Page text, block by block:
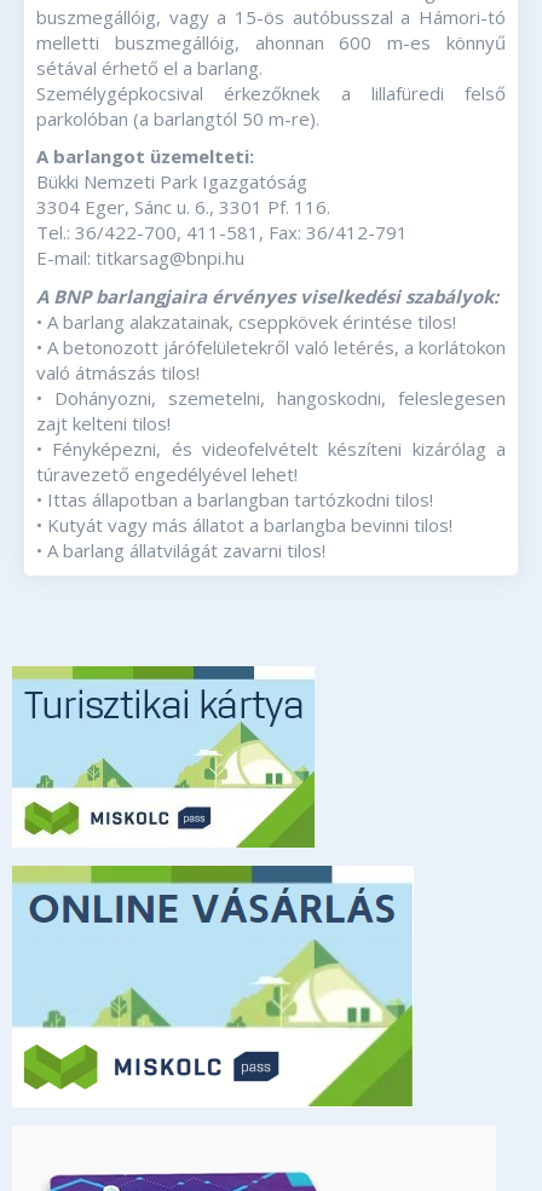
buszmegállóig, vagy a 15-ös autóbusszal a Hámori-tó
melletti buszmegállóig, ahonnan 600 m-es könnyű
sétával érhető el a barlang.
Személygépkocsival érkezőknek a lillafüredi felső
parkolóban (a barlangtól 50 m-re).
A barlangot üzemelteti:
Bükki Nemzeti Park Igazgatóság
3304 Eger, Sánc u. 6., 3301 Pf. 116.
Tel.: 36/422-700, 411-581, Fax: 36/412-791
E-mail: titkarsag@bnpi.hu
A BNP barlangjaira érvényes viselkedési szabályok:
• A barlang alakzatainak, cseppkövek érintése tilos!
• A betonozott járófelületekről való letérés, a korlátokon
való átmászás tilos!
• Dohányozni, szemetelni, hangoskodni, feleslegesen
zajt kelteni tilos!
• Fényképezni, és videofelvételt készíteni kizárólag a
túravezető engedélyével lehet!
• Ittas állapotban a barlangban tartózkodni tilos!
• Kutyát vagy más állatot a barlangba bevinni tilos!
• A barlang állatvilágát zavarni tilos!